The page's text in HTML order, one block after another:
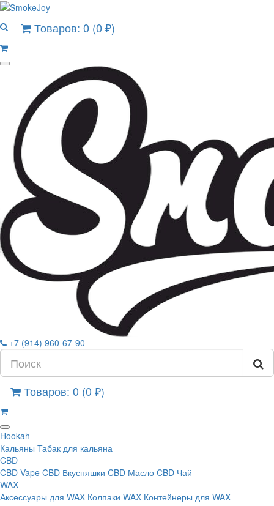
Товаров: 0 (0 ₽)
+7 (914) 960-67-90
Товаров: 0 (0 ₽)
Hookah
Кальяны Табак для кальяна
CBD
CBD Vape CBD Вкусняшки CBD Масло CBD Чай
WAX
Аксессуары для WAX Колпаки WAX Контейнеры для WAX